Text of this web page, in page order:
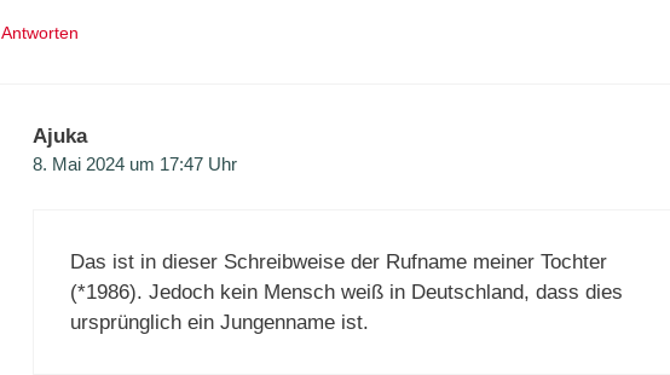
Antworten
Ajuka
8. Mai 2024 um 17:47 Uhr
Das ist in dieser Schreibweise der Rufname meiner Tochter
(*1986). Jedoch kein Mensch weiß in Deutschland, dass dies
ursprünglich ein Jungenname ist.